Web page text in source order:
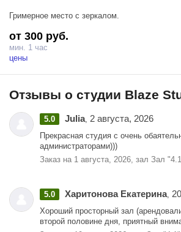
Гримерное место с зеркалом.
от 300 руб.
мин. 1 час
цены
Отзывы о студии Blaze
5.0 Julia, 2 августа, 2026
Прекрасная студия с очень
администраторами)))
Заказ на 1 августа, 2026, зал Зал
5.0 Харитонова Екатерина,
Хороший просторный зал
второй половине дня, приятный